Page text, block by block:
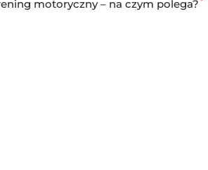
motoryczny – na czym polega?